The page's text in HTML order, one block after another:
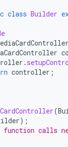
class Builder
.
controller ;
(
);
calls